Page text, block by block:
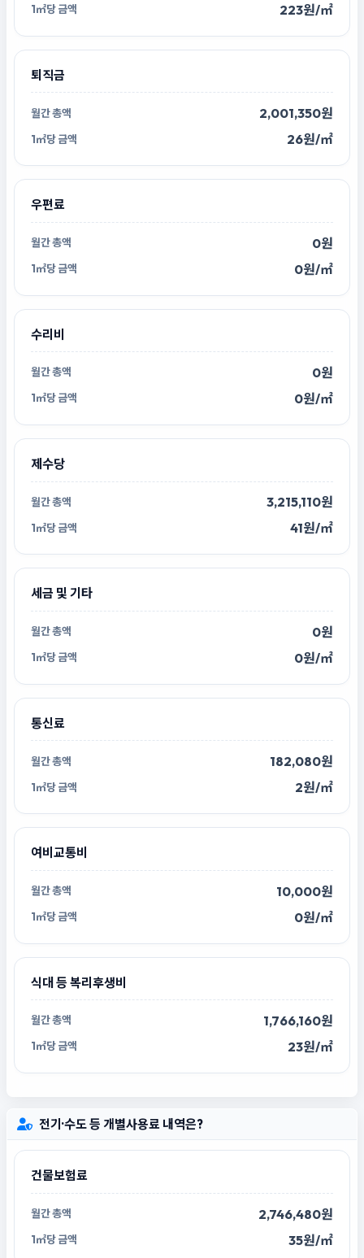
223원/㎡
퇴직금
2,001,350원
26원/㎡
우편료
0원
0원/㎡
수리비
0원
0원/㎡
제수당
3,215,110원
41원/㎡
세금 및 기타
0원
0원/㎡
통신료
182,080원
2원/㎡
여비교통비
10,000원
0원/㎡
식대 등 복리후생비
1,766,160원
23원/㎡
전기·수도 등 개별사용료 내역은?
건물보험료
2,746,480원
35원/㎡